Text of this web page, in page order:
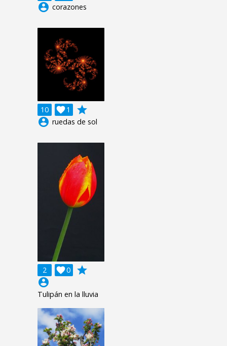
account_circle corazones
10 1

grade
account_circle ruedas de sol
2 0

grade
account_circle
Tulipán en la lluvia